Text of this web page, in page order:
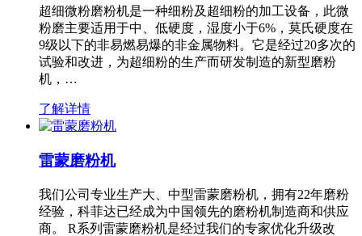
超细微粉磨粉机是一种细粉及超细粉的加工设备，此微
粉磨主要适用于中、低硬度，湿度小于6%，莫氏硬度在
9级以下的非易燃易爆的非金属物料。它是经过20多次的
试验和改进，为超细粉的生产而研发制造的新型磨粉
机，…
了解详情
雷蒙磨粉机
我们公司专业生产大、中型雷蒙磨粉机，拥有22年磨粉
经验，科菲达已经成为中国领先的磨粉机制造商和供应
商。 R系列雷蒙磨粉机是经过我们的专家优化升级改